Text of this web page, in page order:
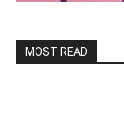
MOST READ